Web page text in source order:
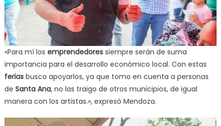
«Para mí los emprendedores siempre serán de suma
importancia para el desarrollo económico local. Con estas
ferias busco apoyarlos, ya que tomo en cuenta a personas
de Santa Ana, no las traigo de otros municipios, de igual
manera con los artistas.», expresó Mendoza.